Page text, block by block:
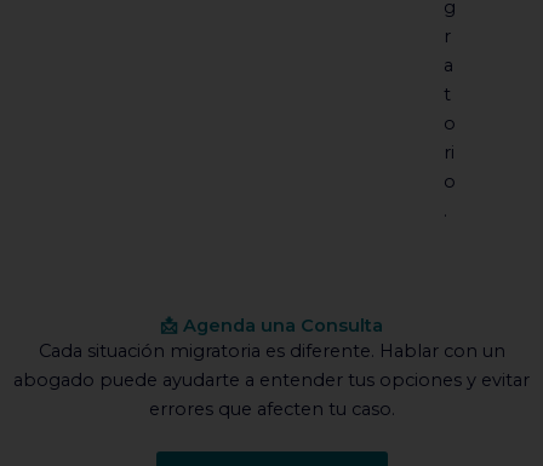
g
r
a
t
o
ri
o
.
📩 Agenda una Consulta
Cada situación migratoria es diferente. Hablar con un
abogado puede ayudarte a entender tus opciones y evitar
errores que afecten tu caso.